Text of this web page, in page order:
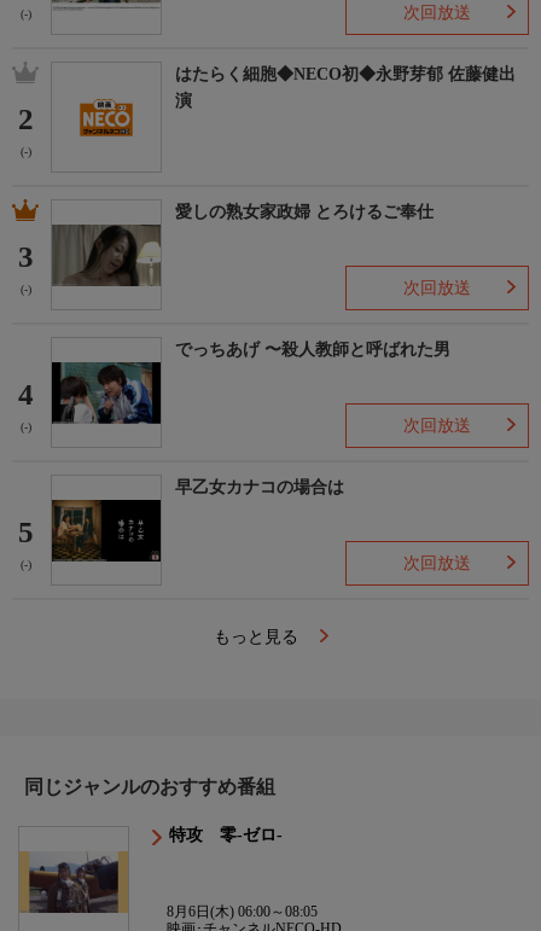
(-) 次回放送
2
(-)
はたらく細胞◆NECO初◆永野芽郁 佐藤健出
演
3
(-)
愛しの熟女家政婦 とろけるご奉仕
次回放送
4
(-)
でっちあげ 〜殺人教師と呼ばれた男
次回放送
5
(-)
早乙女カナコの場合は
次回放送
もっと見る
同じジャンルのおすすめ番組
特攻 零-ゼロ-
8月6日(木) 06:00～08:05